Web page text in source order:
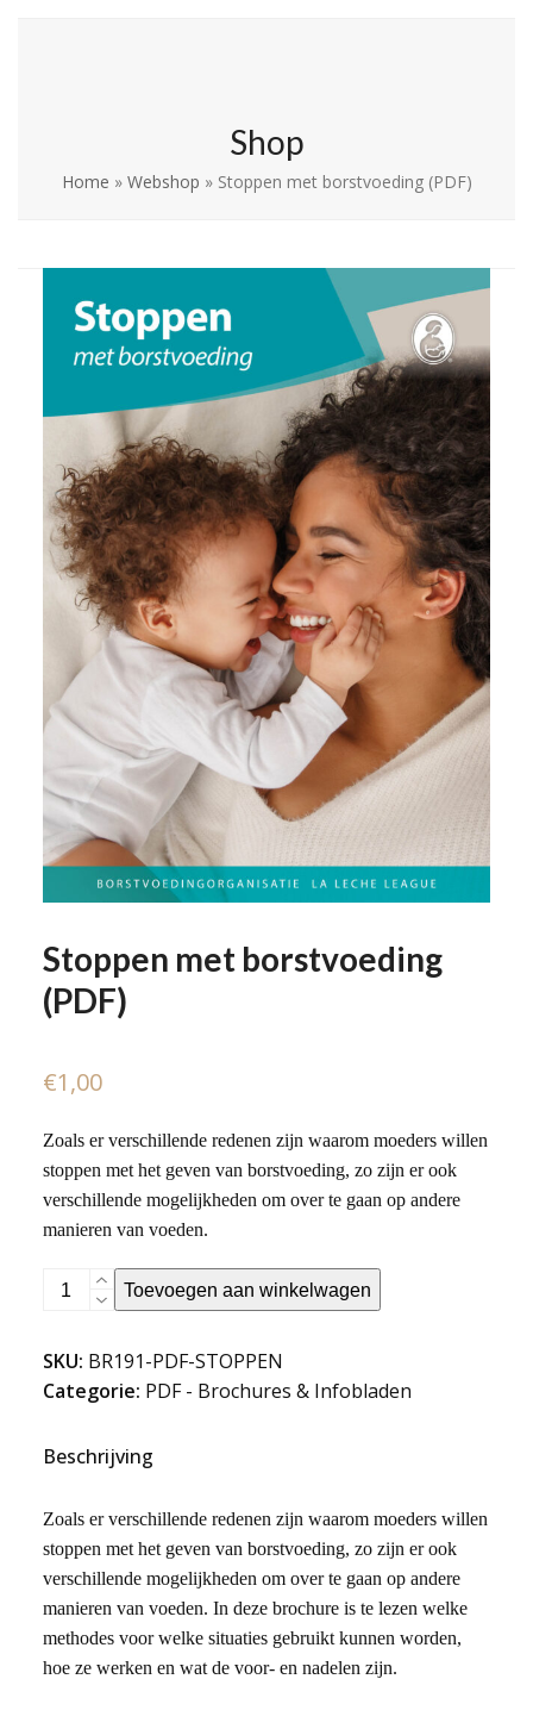
Shop
Home » Webshop » Stoppen met borstvoeding (PDF)
Stoppen met borstvoeding
(PDF)
€1,00
Zoals er verschillende redenen zijn waarom moeders willen
stoppen met het geven van borstvoeding, zo zijn er ook
verschillende mogelijkheden om over te gaan op andere
manieren van voeden.
Stoppen
(PDF)
aantal
Toevoegen aan winkelwagen
SKU: BR191-PDF-STOPPEN
Categorie: PDF - Brochures & Infobladen
Beschrijving
Zoals er verschillende redenen zijn waarom moeders willen
stoppen met het geven van borstvoeding, zo zijn er ook
verschillende mogelijkheden om over te gaan op andere
manieren van voeden. In deze brochure is te lezen welke
methodes voor welke situaties gebruikt kunnen worden,
hoe ze werken en wat de voor- en nadelen zijn.